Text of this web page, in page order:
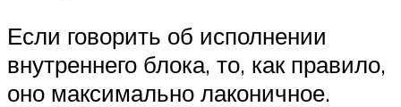
Если говорить об исполнении
внутреннего блока, то, как правило,
оно максимально лаконичное.